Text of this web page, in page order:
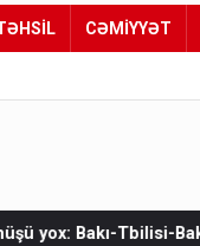
CƏMİYYƏT
qatarına bilet